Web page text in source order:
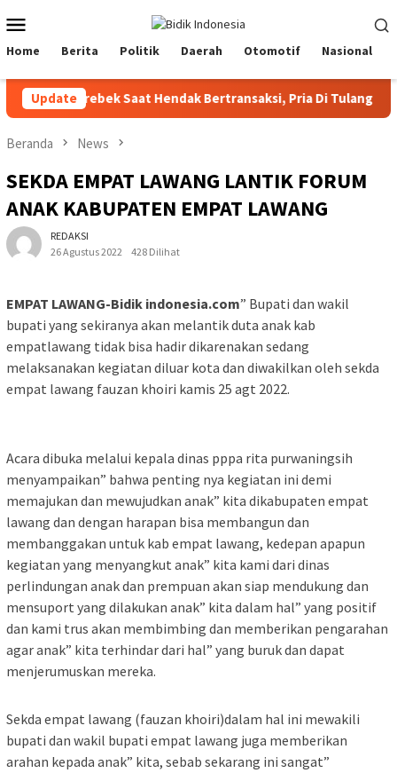
ke
kontenMobile
Home Berita Politik Daerah Otomotif Nasional
Update
Di Grebek Saat Hendak Bertransaksi, Pria Di Tulang
Beranda News
SEKDA EMPAT LAWANG LANTIK FORUM
ANAK KABUPATEN EMPAT LAWANG
REDAKSI
26 Agustus 2022
428 Dilihat
EMPAT LAWANG-Bidik indonesia.com” Bupati dan wakil
bupati yang sekiranya akan melantik duta anak kab
empatlawang tidak bisa hadir dikarenakan sedang
melaksanakan kegiatan diluar kota dan diwakilkan oleh sekda
empat lawang fauzan khoiri kamis 25 agt 2022.
Acara dibuka melalui kepala dinas pppa rita purwaningsih
menyampaikan” bahwa penting nya kegiatan ini demi
memajukan dan mewujudkan anak” kita dikabupaten empat
lawang dan dengan harapan bisa membangun dan
membanggakan untuk kab empat lawang, kedepan apapun
kegiatan yang menyangkut anak” kita kami dari dinas
perlindungan anak dan prempuan akan siap mendukung dan
mensuport yang dilakukan anak” kita dalam hal” yang positif
dan kami trus akan membimbing dan memberikan pengarahan
agar anak” kita terhindar dari hal” yang buruk dan dapat
menjerumuskan mereka.
Sekda empat lawang (fauzan khoiri)dalam hal ini mewakili
bupati dan wakil bupati empat lawang juga memberikan
arahan kepada anak” kita, sebab sekarang ini sangat”